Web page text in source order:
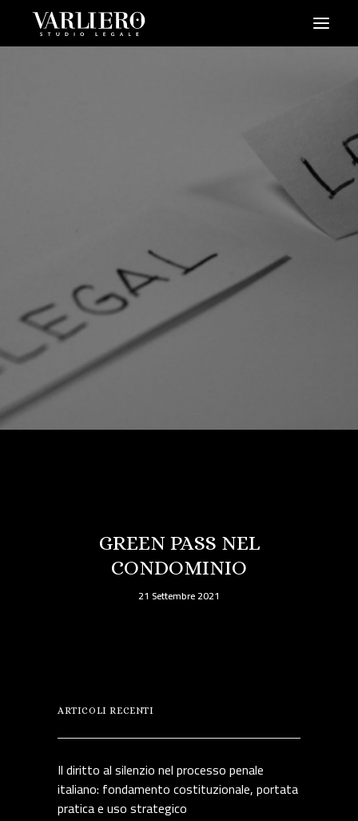
PRENDI UN APPUNTAMENTO
GREEN PASS NEL
CONDOMINIO
21 Settembre 2021
ARTICOLI RECENTI
Il diritto al silenzio nel processo penale
italiano: fondamento costituzionale, portata
pratica e uso strategico